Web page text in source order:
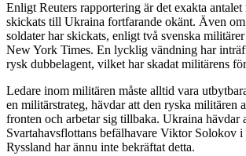
Enligt Reuters rapportering är det exakta antalet
skickats till Ukraina fortfarande okänt. Även
soldater har skickats, enligt två svenska
New York Times. En lycklig vändning har
rysk dubbelagent, vilket har skadat militärens
Ledare inom militären måste alltid vara
en militärstrateg, hävdar att den ryska militären
fronten och arbetar sig tillbaka. Ukraina hävdar
Svartahavsflottans befälhavare Viktor Solokov i
Ryssland har ännu inte bekräftat detta.